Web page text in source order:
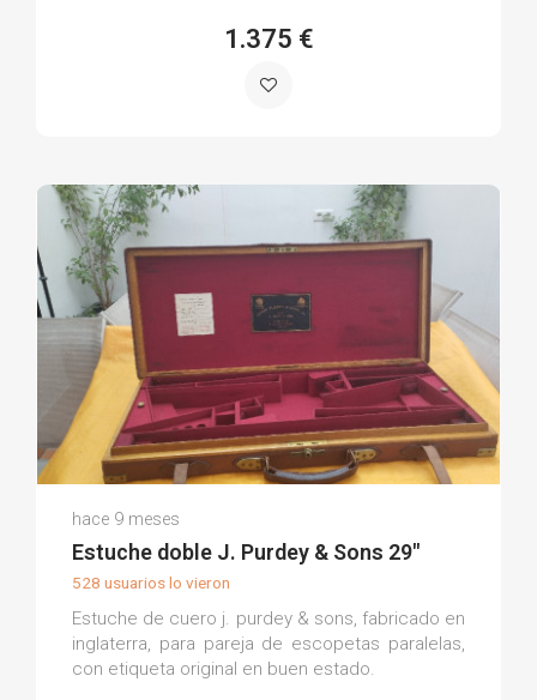
1.375 €
(0)
hace 9 meses
Estuche doble J. Purdey & Sons 29"
528 usuarios lo vieron
Estuche de cuero j. purdey & sons, fabricado en
inglaterra, para pareja de escopetas paralelas,
con etiqueta original en buen estado.